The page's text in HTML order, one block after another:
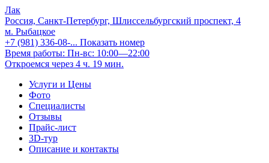
Лак
Россия, Санкт-Петербург, Шлиссельбургский проспект, 4
м. Рыбацкое
+7 (981) 336-08-... Показать номер
Время работы: Пн-вс: 10:00—22:00
Откроемся через 4 ч. 19 мин.
Услуги и Цены
Фото
Специалисты
Отзывы
Прайс-лист
3D-тур
Описание и контакты